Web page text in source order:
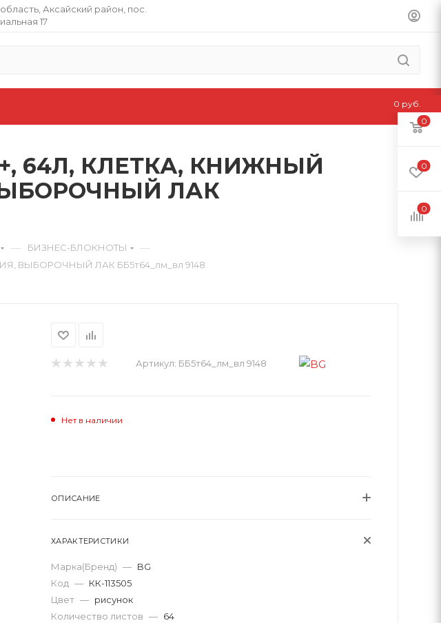
Аксайский район, пос.
17
64Л, КЛЕТКА, КНИЖНЫЙ
ЛАК
— БИЗНЕС-БЛОКНОТЫ —
ВЫБОРОЧНЫЙ ЛАК ББ5т64_лм_вл 9148
Артикул: ББ5т64_лм_вл 9148
Нет в наличии
ОПИСАНИЕ
ХАРАКТЕРИСТИКИ
Марка(Бренд) — BG
Код — КК-113505
Цвет — рисунок
Количество листов — 64
0
0
0
0 руб.